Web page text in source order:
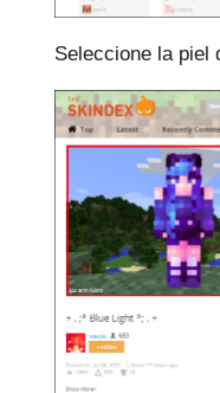
Seleccione la piel